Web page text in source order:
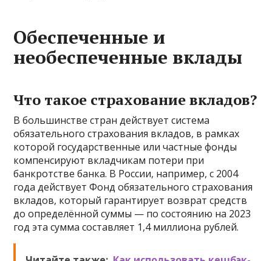
Обеспеченные и
необеспеченные вклады
Что такое страхование вкладов?
В большинстве стран действует система
обязательного страхования вкладов, в рамках
которой государственные или частные фонды
компенсируют вкладчикам потери при
банкротстве банка. В России, например, с 2004
года действует Фонд обязательного страхования
вкладов, который гарантирует возврат средств
до определённой суммы — по состоянию на 2023
год эта сумма составляет 1,4 миллиона рублей.